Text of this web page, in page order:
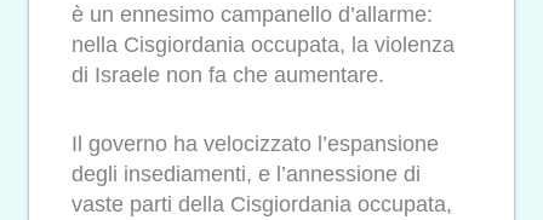
è un ennesimo campanello d’allarme:
nella Cisgiordania occupata, la violenza
di Israele non fa che aumentare.
Il governo ha velocizzato l’espansione
degli insediamenti, e l’annessione di
vaste parti della Cisgiordania occupata,